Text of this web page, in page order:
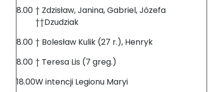
8.00 † Zdzisław, Janina, Gabriel, Józefa
††Dzudziak
8.00 † Bolesław Kulik (27 r.), Henryk
8.00 † Teresa Lis (7 greg.)
18.00W intencji Legionu Maryi